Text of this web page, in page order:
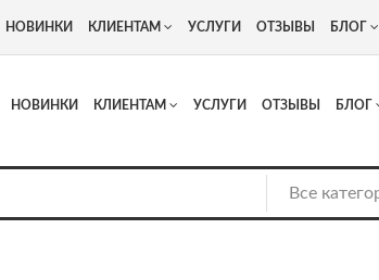
г. Москва, Люберцы, Котельнический проезд 13
НОВИНКИ КЛИЕНТАМ УСЛУГИ ОТЗЫВЫ БЛОГ
НОВИНКИ КЛИЕНТАМ УСЛУГИ ОТЗЫВЫ БЛОГ